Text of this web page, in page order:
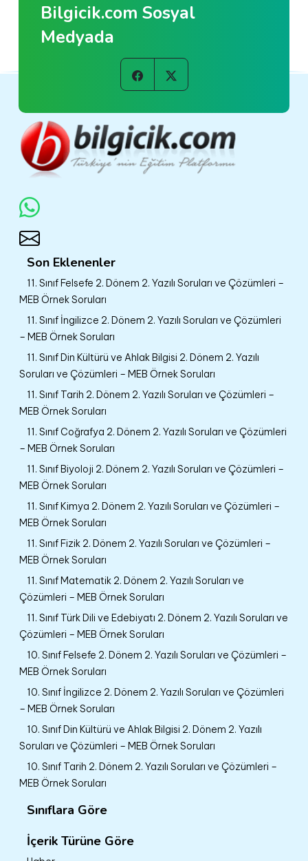
Bilgicik.com Sosyal
Medyada
Son Eklenenler
11. Sınıf Felsefe 2. Dönem 2. Yazılı Soruları ve Çözümleri –
MEB Örnek Soruları
11. Sınıf İngilizce 2. Dönem 2. Yazılı Soruları ve Çözümleri
– MEB Örnek Soruları
11. Sınıf Din Kültürü ve Ahlak Bilgisi 2. Dönem 2. Yazılı
Soruları ve Çözümleri – MEB Örnek Soruları
11. Sınıf Tarih 2. Dönem 2. Yazılı Soruları ve Çözümleri –
MEB Örnek Soruları
11. Sınıf Coğrafya 2. Dönem 2. Yazılı Soruları ve Çözümleri
– MEB Örnek Soruları
11. Sınıf Biyoloji 2. Dönem 2. Yazılı Soruları ve Çözümleri –
MEB Örnek Soruları
11. Sınıf Kimya 2. Dönem 2. Yazılı Soruları ve Çözümleri –
MEB Örnek Soruları
11. Sınıf Fizik 2. Dönem 2. Yazılı Soruları ve Çözümleri –
MEB Örnek Soruları
11. Sınıf Matematik 2. Dönem 2. Yazılı Soruları ve
Çözümleri – MEB Örnek Soruları
11. Sınıf Türk Dili ve Edebiyatı 2. Dönem 2. Yazılı Soruları ve
Çözümleri – MEB Örnek Soruları
10. Sınıf Felsefe 2. Dönem 2. Yazılı Soruları ve Çözümleri –
MEB Örnek Soruları
10. Sınıf İngilizce 2. Dönem 2. Yazılı Soruları ve Çözümleri
– MEB Örnek Soruları
10. Sınıf Din Kültürü ve Ahlak Bilgisi 2. Dönem 2. Yazılı
Soruları ve Çözümleri – MEB Örnek Soruları
10. Sınıf Tarih 2. Dönem 2. Yazılı Soruları ve Çözümleri –
MEB Örnek Soruları
Sınıflara Göre
İçerik Türüne Göre